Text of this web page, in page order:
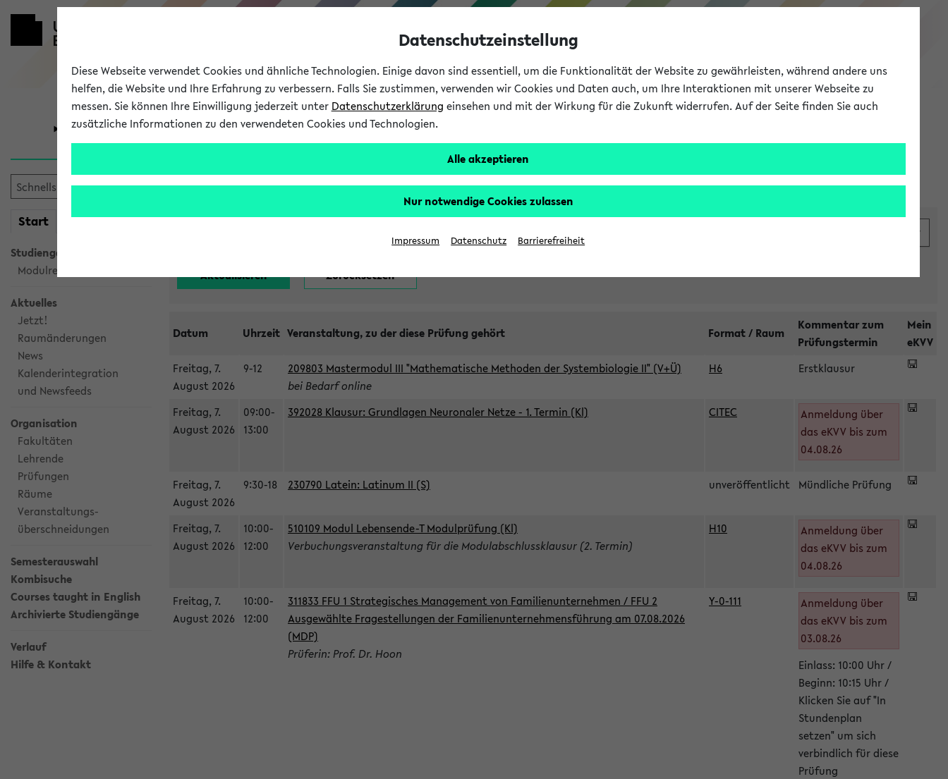
eKVV
Universität Forschung Studium
Start meineKVV
Studiengangsauswahl
Modulrecherche
Aktuelles
Jetzt!
Raumänderungen
News
Kalenderintegration
und Newsfeeds
Organisation
Fakultäten
Lehrende
Prüfungen
Räume
Veranstaltungs-
überschneidungen
Semesterauswahl
Kombisuche
Courses taught in English
Archivierte Studiengänge
Verlauf
Hilfe & Kontakt
Alle noch stattfindenden Prüfungen
Datum Uhrzeit Veranstaltung, zu der diese Prüfung gehört Format / Raum
Kommentar zum
Prüfungstermin
Mein
eKVV
Freitag, 7.
August 2026
9-12
209803 Mastermodul III "Mathematische Methoden der Systembiologie II" (V+Ü)
bei Bedarf online
H6 Erstklausur
Freitag, 7.
August 2026
09:00-
13:00
392028 Klausur: Grundlagen Neuronaler Netze - 1. Termin (Kl) CITEC
Anmeldung über
das eKVV bis zum
04.08.26
Freitag, 7.
August 2026
9:30-18 230790 Latein: Latinum II (S) unveröffentlicht Mündliche Prüfung
Freitag, 7.
August 2026
10:00-
12:00
510109 Modul Lebensende-T Modulprüfung (Kl)
Verbuchungsveranstaltung für die Modulabschlussklausur (2. Termin)
H10
Anmeldung über
das eKVV bis zum
04.08.26
Freitag, 7.
August 2026
10:00-
12:00
311833 FFU 1 Strategisches Management von Familienunternehmen / FFU 2
Ausgewählte Fragestellungen der Familienunternehmensführung am 07.08.2026
(MDP)
Prüferin: Prof. Dr. Hoon
Y-0-111
Anmeldung über
das eKVV bis zum
03.08.26
Einlass: 10:00 Uhr /
Beginn: 10:15 Uhr /
Klicken Sie auf "In
Stundenplan
setzen" um sich
verbindlich für diese
Prüfung
Datenschutzeinstellung
Diese Webseite verwendet Cookies und ähnliche Technologien. Einige davon sind essentiell, um die Funktionalität der Website zu gewährleisten, während andere uns
helfen, die Website und Ihre Erfahrung zu verbessern. Falls Sie zustimmen, verwenden wir Cookies und Daten auch, um Ihre Interaktionen mit unserer Webseite zu
messen. Sie können Ihre Einwilligung jederzeit unter Datenschutzerklärung einsehen und mit der Wirkung für die Zukunft widerrufen. Auf der Seite finden Sie auch
zusätzliche Informationen zu den verwendeten Cookies und Technologien.
Alle akzeptieren
Nur notwendige Cookies zulassen
Impressum Datenschutz Barrierefreiheit